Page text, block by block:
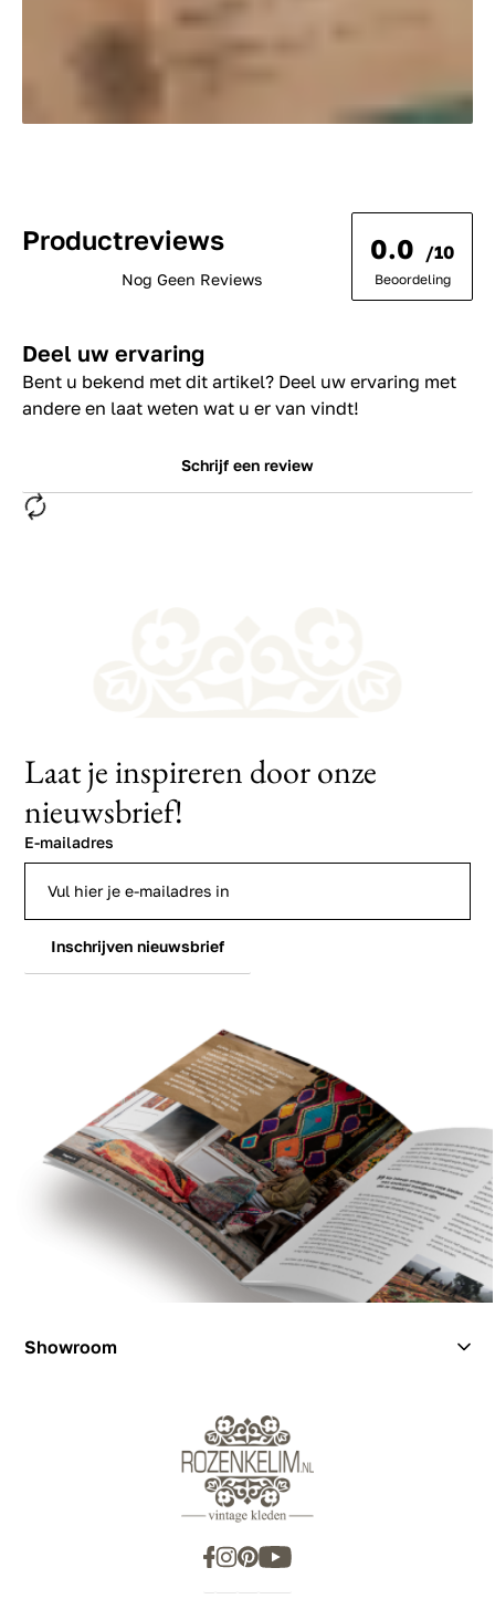
Productreviews
Nog Geen Reviews
0.0 /10
Beoordeling
Deel uw ervaring
Bent u bekend met dit artikel? Deel uw ervaring met
andere en laat weten wat u er van vindt!
Schrijf een review
Showroom
Laat je inspireren door onze
nieuwsbrief!
E-mailadres
Inschrijven nieuwsbrief